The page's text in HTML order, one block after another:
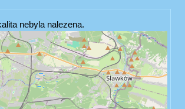
nebyla nalezena.